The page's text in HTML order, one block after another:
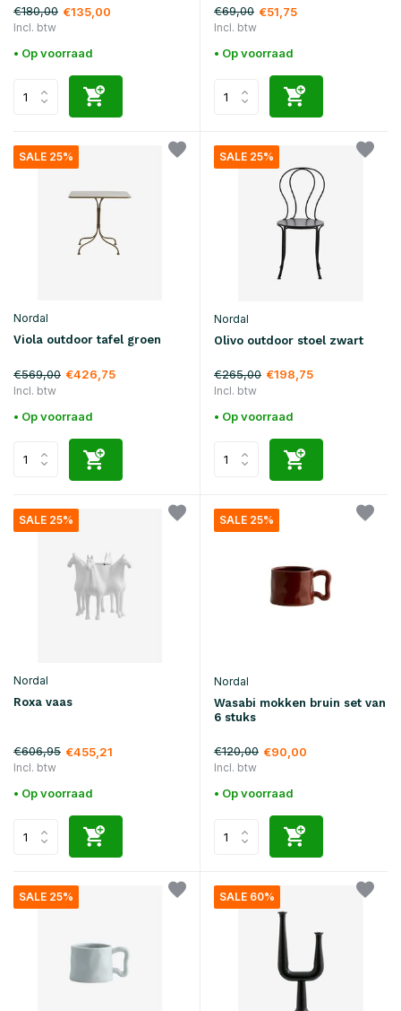
€180,00 €135,00
Incl. btw
• Op voorraad
€69,00 €51,75
Incl. btw
• Op voorraad
SALE 25%
Nordal
Viola outdoor tafel groen
€569,00 €426,75
Incl. btw
• Op voorraad
SALE 25%
Nordal
Olivo outdoor stoel zwart
€265,00 €198,75
Incl. btw
• Op voorraad
SALE 25%
Nordal
Roxa vaas
€606,95 €455,21
Incl. btw
• Op voorraad
SALE 25%
Nordal
Wasabi mokken bruin set van
6 stuks
€120,00 €90,00
Incl. btw
• Op voorraad
SALE 25% SALE 60%